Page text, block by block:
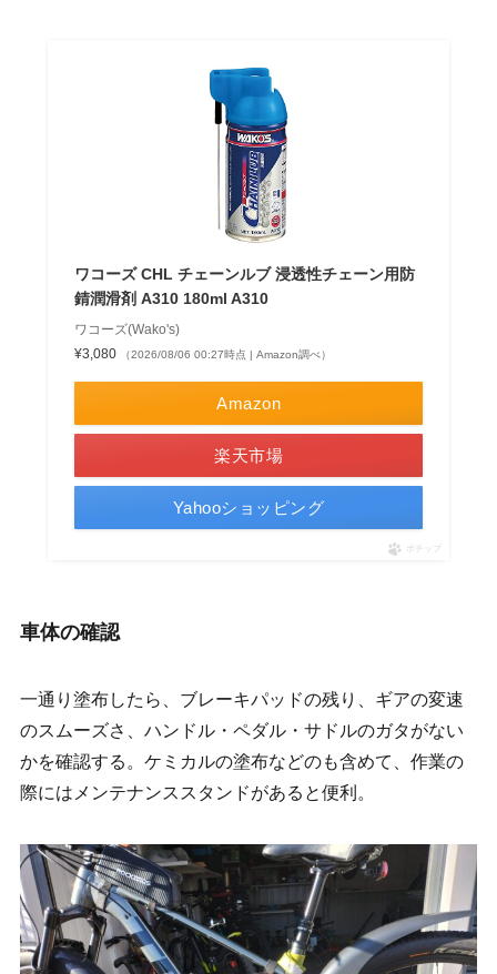
ワコーズ CHL チェーンルブ 浸透性チェーン用防
錆潤滑剤 A310 180ml A310
ワコーズ(Wako's)
¥3,080
（2026/08/06 00:27時点 | Amazon調べ）
Amazon
楽天市場
Yahooショッピング
ポチップ
車体の確認
一通り塗布したら、ブレーキパッドの残り、ギアの変速
のスムーズさ、ハンドル・ペダル・サドルのガタがない
かを確認する。ケミカルの塗布などのも含めて、作業の
際にはメンテナンススタンドがあると便利。